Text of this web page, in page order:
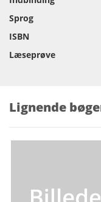
Sprog
ISBN
Læseprøve
Lignende